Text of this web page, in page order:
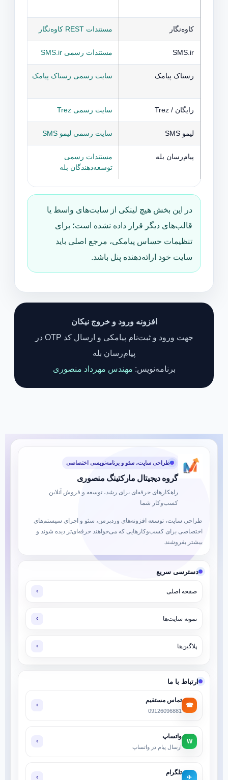
کاوه‌نگار مستندات REST کاوه‌نگار
SMS.ir مستندات رسمی SMS.ir
رستاک پیامک
سایت رسمی رستاک پیامک
رایگان / Trez سایت رسمی Trez
لیمو SMS سایت رسمی لیمو SMS
پیام‌رسان بله
مستندات رسمی
توسعه‌دهندگان بله
در این بخش هیچ لینکی از سایت‌های واسط یا
قالب‌های دیگر قرار داده نشده است؛ برای
تنظیمات حساس پیامکی، مرجع اصلی باید
سایت خود ارائه‌دهنده پنل باشد.
افزونه ورود و خروج نیکان
جهت ورود و ثبت‌نام پیامکی و ارسال کد OTP در
پیام‌رسان بله
برنامه‌نویس: مهندس مهرداد منصوری
طراحی سایت، سئو و برنامه‌نویسی اختصاصی
گروه دیجیتال مارکتینگ منصوری
راهکارهای حرفه‌ای برای رشد، توسعه و فروش آنلاین
کسب‌وکار شما
طراحی سایت، توسعه افزونه‌های وردپرس، سئو و اجرای سیستم‌های
اختصاصی برای کسب‌وکارهایی که می‌خواهند حرفه‌ای‌تر دیده شوند و
بیشتر بفروشند.
دسترسی سریع
صفحه اصلی ‹
نمونه سایت‌ها ‹
پلاگین‌ها ‹
ارتباط با ما
☎
تماس مستقیم
09126096881
‹
W
واتساپ
ارسال پیام در واتساپ
‹
✈
تلگرام
‹